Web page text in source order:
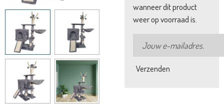
wanneer dit product
weer op voorraad is.
Verzenden